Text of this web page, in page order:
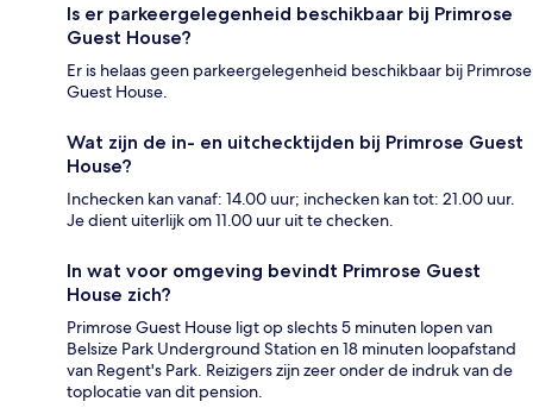
Is er parkeergelegenheid beschikbaar bij Primrose
Guest House?
Er is helaas geen parkeergelegenheid beschikbaar bij Primrose
Guest House.
Wat zijn de in- en uitchecktijden bij Primrose Guest
House?
Inchecken kan vanaf: 14.00 uur; inchecken kan tot: 21.00 uur.
Je dient uiterlijk om 11.00 uur uit te checken.
In wat voor omgeving bevindt Primrose Guest
House zich?
Primrose Guest House ligt op slechts 5 minuten lopen van
Belsize Park Underground Station en 18 minuten loopafstand
van Regent's Park. Reizigers zijn zeer onder de indruk van de
toplocatie van dit pension.